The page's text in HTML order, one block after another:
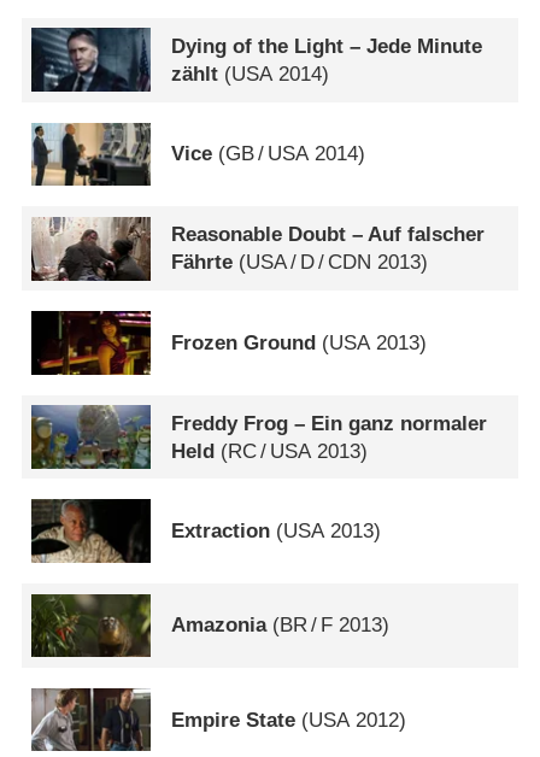
Dying of the Light – Jede Minute
zählt (USA 2014)
Vice (GB/ USA2014)
Reasonable Doubt – Auf falscher
Fährte (USA/ D/ CDN 2013)
Frozen Ground (USA2013)
Freddy Frog – Ein ganz normaler
Held (RC/ USA 2013)
Extraction (USA2013)
Amazonia(BR/ F 2013)
Empire State (USA 2012)